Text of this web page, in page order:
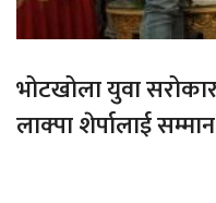
भोटखोला युवा
लाक्पा शेर्पालाई सम्मान